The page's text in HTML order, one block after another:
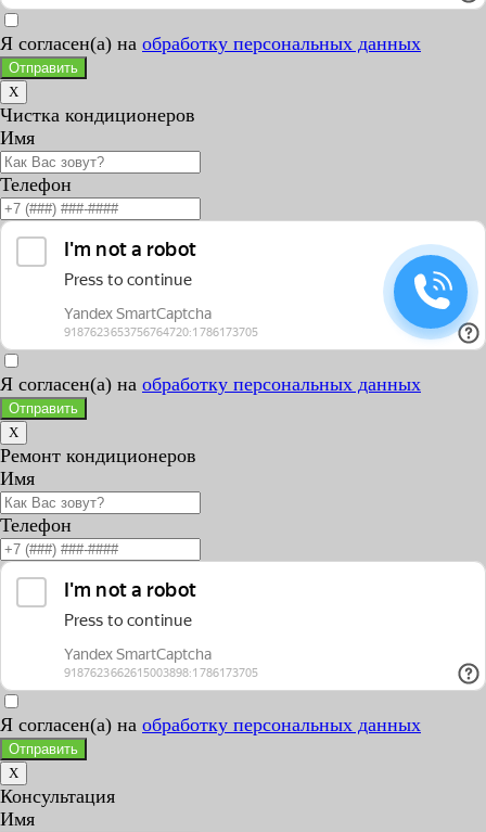
Я согласен(а) на обработку персональных данных
Отправить
X
Чистка кондиционеров
Имя
Телефон
Я согласен(а) на обработку персональных данных
Отправить
X
Ремонт кондиционеров
Имя
Телефон
Я согласен(а) на обработку персональных данных
Отправить
X
Консультация
Имя